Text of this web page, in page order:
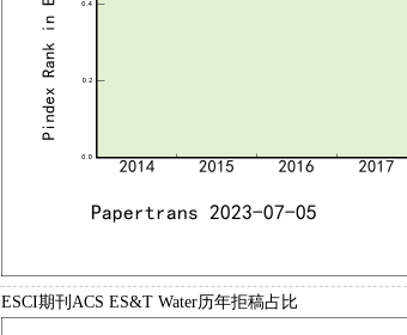
ESCI期刊ACS ES&T Water历年拒稿占比